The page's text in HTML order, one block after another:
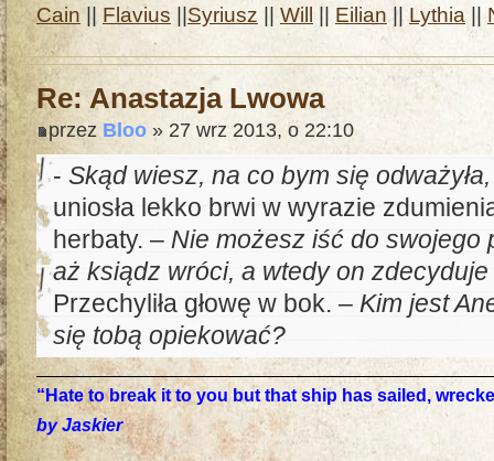
Cain || Flavius ||Syriusz || Will || Eilian || Lythia ||
Re: Anastazja Lwowa
przez Bloo » 27 wrz 2013, o 22:10
- Skąd wiesz, na co bym się
uniosła lekko brwi w wyrazie
herbaty. – Nie możesz iść do swojego
aż ksiądz wróci, a wtedy on
Przechyliła głowę w bok. – Kim jest
się tobą opiekować?
“Hate to break it to you but that ship has sailed,
by Jaskier